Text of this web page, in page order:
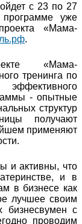
с 23 по 27
программе уже
«Мама-
.
«Мама-
тренинга по
- опытные
структур
получают
применяют
и активны, что
и в
в бизнесе как
лучшее своим
бизнесвумен с
проводим